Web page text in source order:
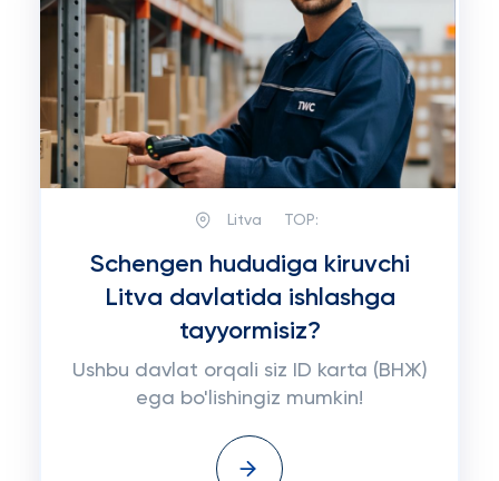
Litva TOP:
Schengen hududiga kiruvchi
Litva davlatida ishlashga
tayyormisiz?
Ushbu davlat orqali siz ID karta (ВНЖ)
ega bo'lishingiz mumkin!